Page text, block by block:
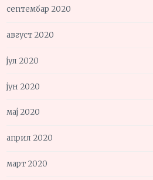
септембар 2020
август 2020
јул 2020
јун 2020
мај 2020
април 2020
март 2020